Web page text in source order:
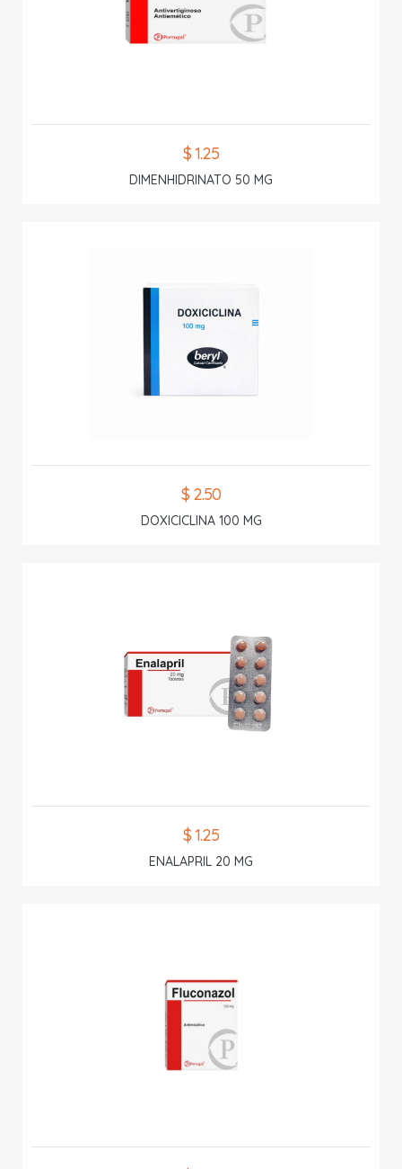
$ 1.25
DIMENHIDRINATO 50 MG
$ 2.50
DOXICICLINA 100 MG
$ 1.25
ENALAPRIL 20 MG